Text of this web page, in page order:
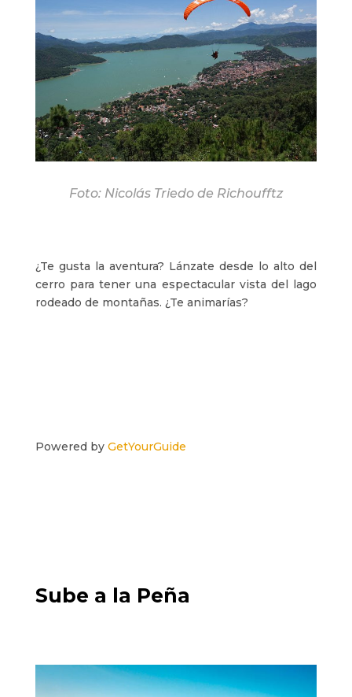
Foto: Nicolás Triedo de Richoufftz
¿Te gusta la aventura? Lánzate desde lo alto del
cerro para tener una espectacular vista del lago
rodeado de montañas. ¿Te animarías?
Powered by GetYourGuide
Sube a la Peña